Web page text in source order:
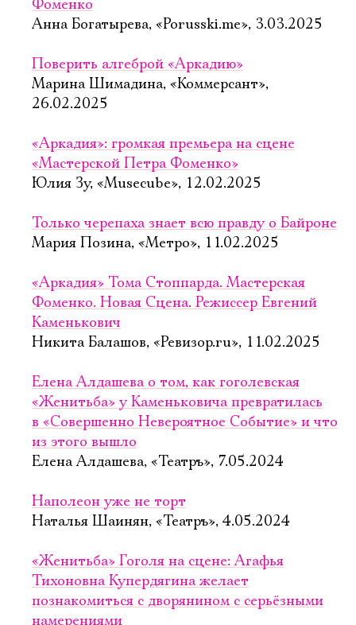
Фоменко
Анна Богатырева, «Porusski.me», 3.03.2025
Поверить алгеброй «Аркадию»
Марина Шимадина, «Коммерсант»,
26.02.2025
«Аркадия»: громкая премьера на сцене
«Мастерской Петра Фоменко»
Юлия Зу, «Musecube», 12.02.2025
Только черепаха знает всю правду о Байроне
Мария Позина, «Метро», 11.02.2025
«Аркадия» Тома Стоппарда. Мастерская
Фоменко. Новая Сцена. Режиссер Евгений
Каменькович
Никита Балашов, «Ревизор.ru», 11.02.2025
Елена Алдашева о том, как гоголевская
«Женитьба» у Каменьковича превратилась
в «Совершенно Невероятное Событие» и что
из этого вышло
Елена Алдашева, «Театръ», 7.05.2024
Наполеон уже не торт
Наталья Шаинян, «Театръ», 4.05.2024
«Женитьба» Гоголя на сцене: Агафья
Тихоновна Купердягина желает
познакомиться с дворянином с серьёзными
намерениями